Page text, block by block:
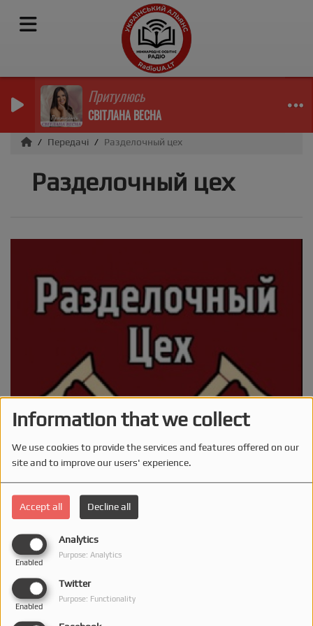
Information that we collect
We use cookies to provide the services and features offered on our
site and to improve our users' experience.
Accept all Decline all
Analytics
Enabled
Purpose: Analytics
Twitter
Enabled
Purpose: Functionality
Притулюсь
СВІТЛАНА ВЕСНА
Передачі Разделочный цех
Разделочный цех
MONDAY, FROM 07:00 PM TO 08:00 PM
1443 VIEWS
Архівна аналітично-музична програма 2019 року